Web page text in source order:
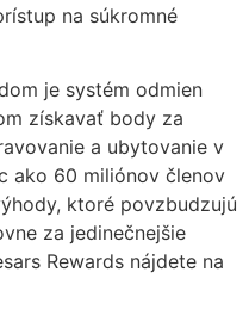
na súkromné
je systém odmien
získavať body za
a ubytovanie v
ako 60 miliónov členov
ktoré povzbudzujú
za jedinečnejšie
Rewards nájdete na